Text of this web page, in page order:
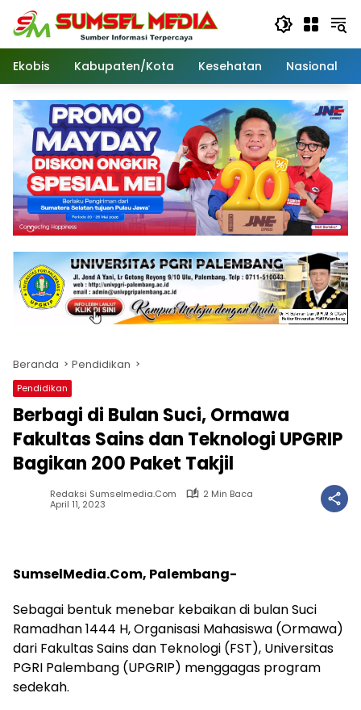
Langsung
konten
Ekobis
Kabupaten/Kota Kesehatan Nasional
Beranda Pendidikan
Pendidikan
Berbagi di Bulan Suci, Ormawa
Fakultas Sains dan Teknologi UPGRIP
Bagikan 200 Paket Takjil
Redaksi Sumselmedia.com
2 Min Baca
April 11, 2023
SumselMedia.Com, Palembang-
Sebagai bentuk menebar kebaikan di bulan Suci
Ramadhan 1444 H, Organisasi Mahasiswa (Ormawa)
dari Fakultas Sains dan Teknologi (FST), Universitas
PGRI Palembang (UPGRIP) menggagas program
sedekah.